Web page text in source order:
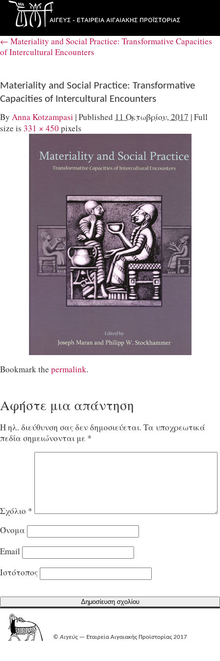
← Materiality and Social Practice: Transformative Capacities
of Intercultural Encounters
Materiality and Social Practice: Transformative
Capacities of Intercultural Encounters
By Anna Kotzampasi |Published 11 Οκτωβρίου, 2017 |Full
size is 331 × 450 pixels
Bookmark the permalink.
Αφήστε μια απάντηση
Η ηλ. διεύθυνση σας δεν δημοσιεύεται. Τα υποχρεωτικά
πεδία σημειώνονται με *
Σχόλιο *
Όνομα
Email
Ιστότοπος
© Αιγεύς— Εταιρεία Αιγαιακής Προϊστορίας 2017